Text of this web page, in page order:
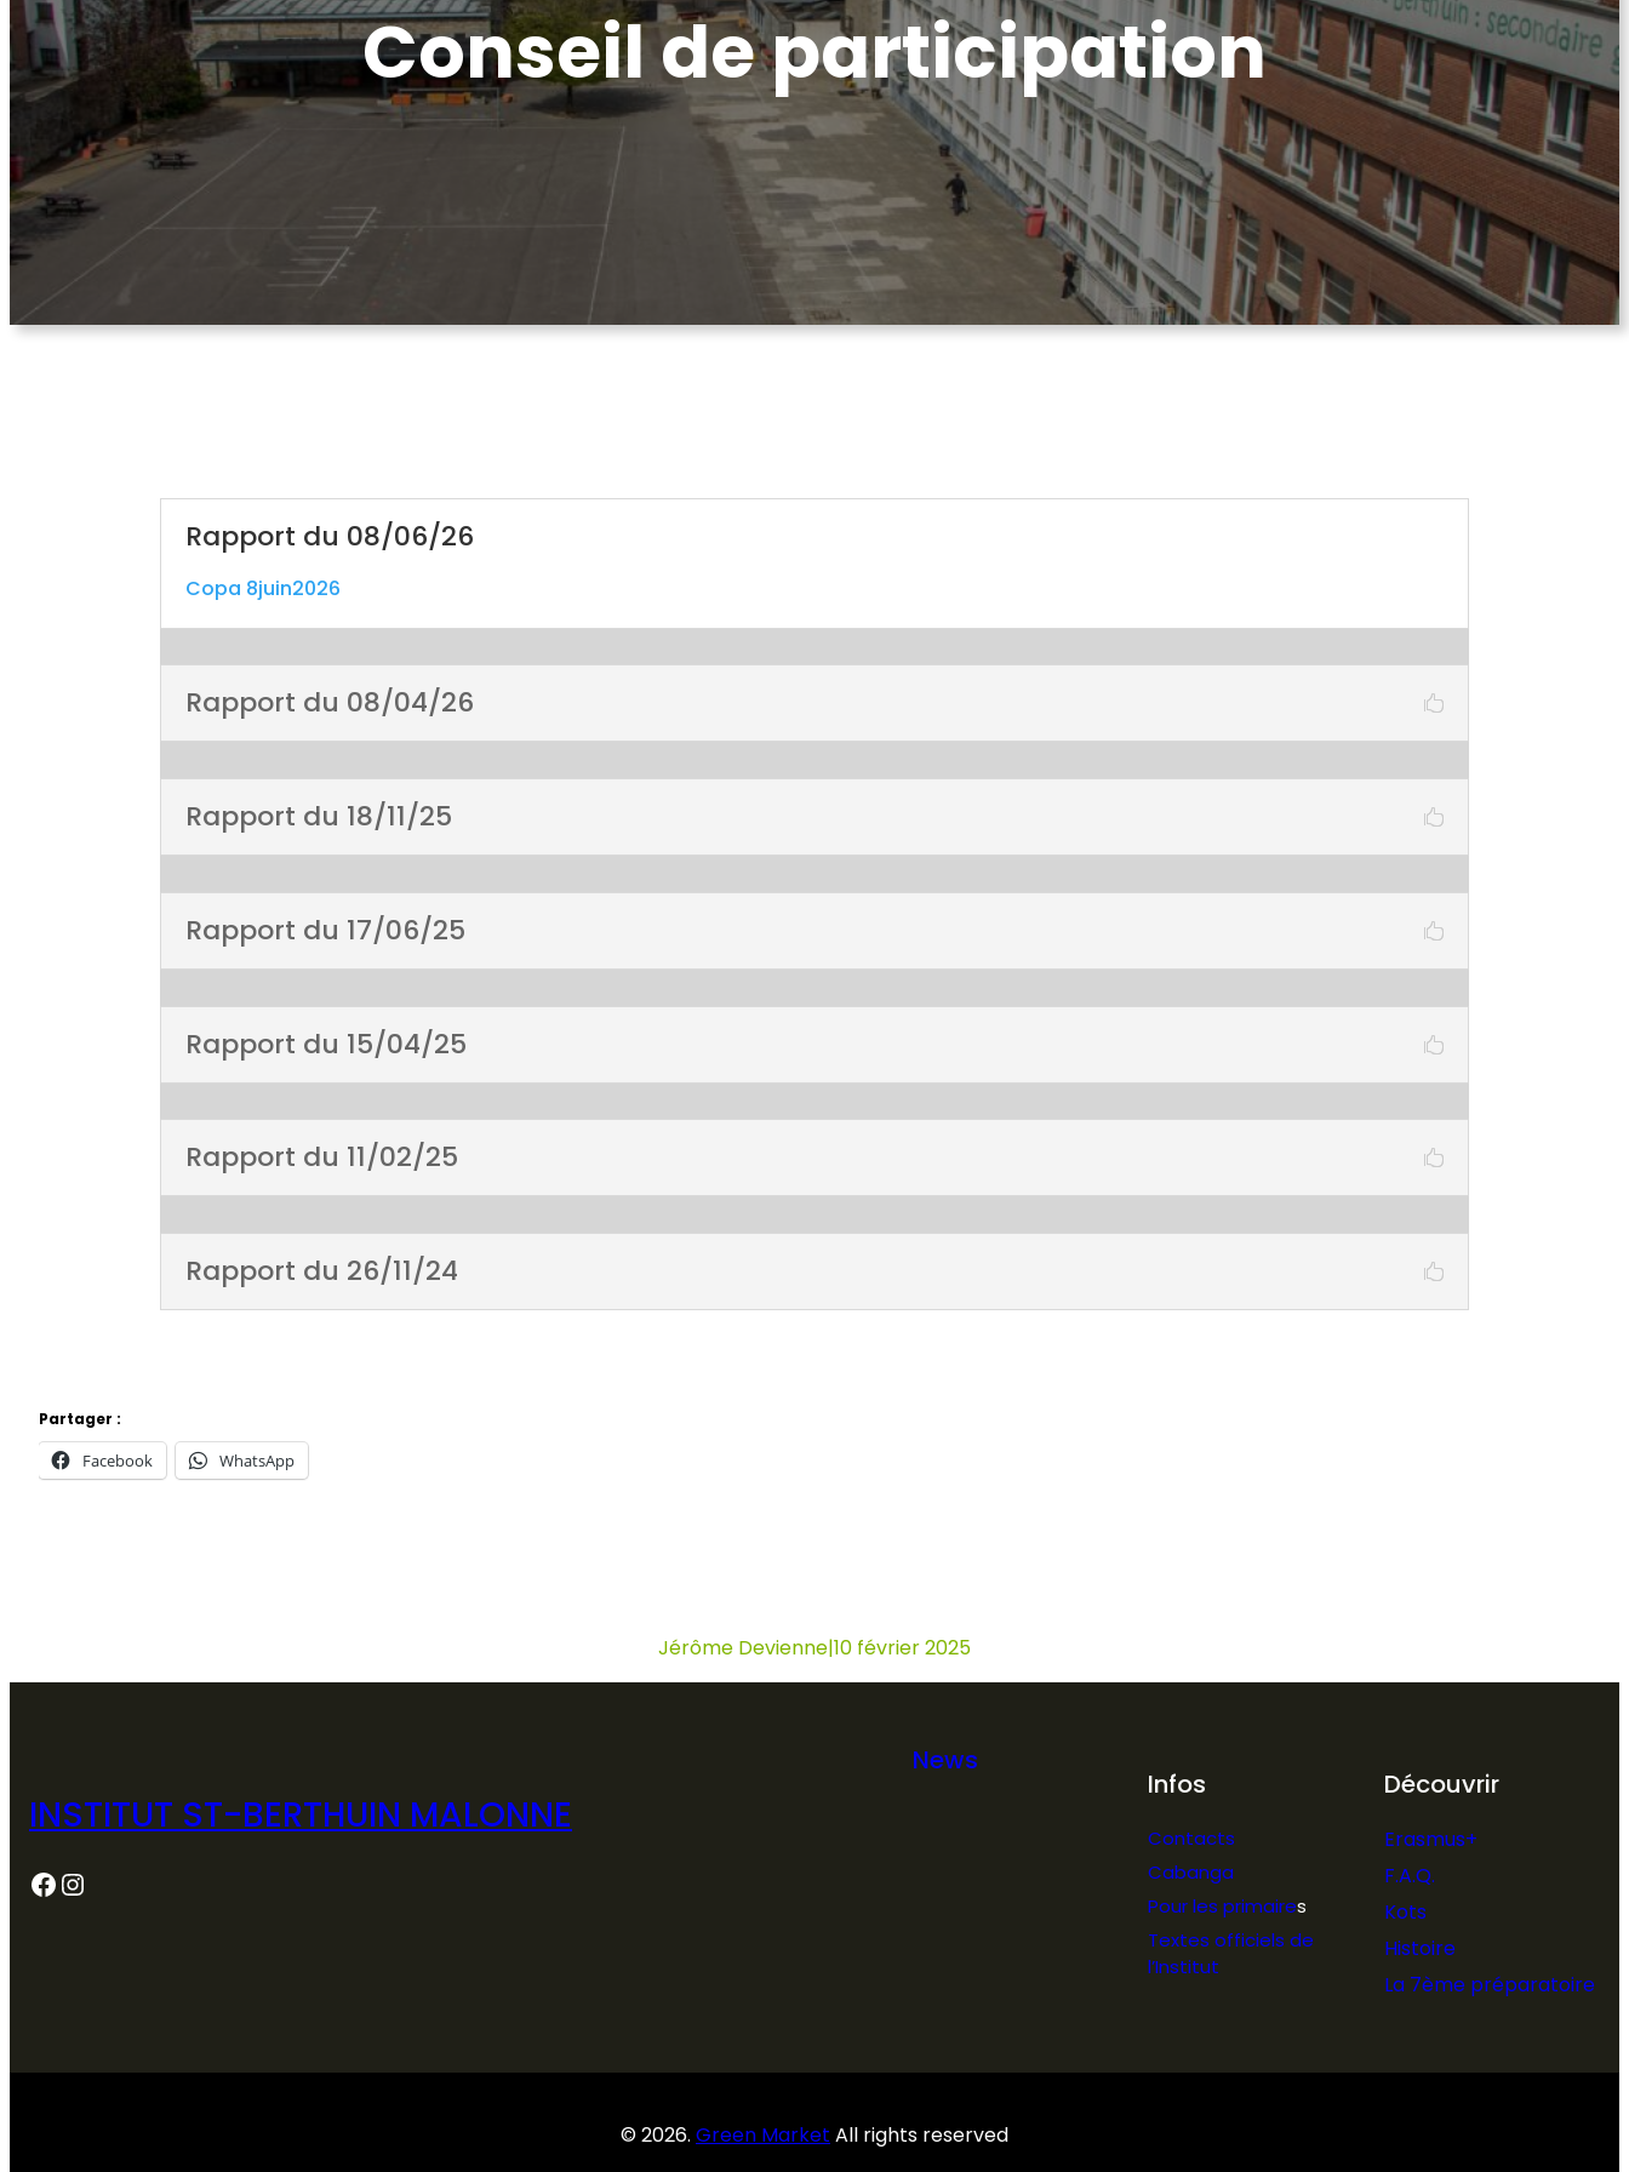
Conseil de participation
Rapport du 08/06/26
Copa 8juin2026
Rapport du 08/04/26
Rapport du 18/11/25
Rapport du 17/06/25
Rapport du 15/04/25
Rapport du 11/02/25
Rapport du 26/11/24
Partager :
Facebook WhatsApp
Jérôme Devienne|10 février 2025
INSTITUT ST-BERTHUIN MALONNE
Facebook Instagram
News
Infos
Contacts
Cabanga
Pour les primaires
Textes officiels de
l’Institut
Découvrir
Erasmus+
F.A.Q.
Kots
Histoire
La 7ème préparatoire
© 2026. Green Market All rights reserved